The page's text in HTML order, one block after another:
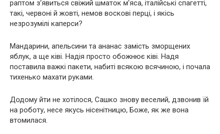
раптом з’явиться свіжий шматок м’яса, італійські спагетті,
такі, червоні й жовті, немов воскові перці, і якісь
незрозумілі каперси?
Мандарини, апельсини та ананас замість зморщених
яблук, а ще ківі. Надія просто обожнює ківі. Надя
поставила важкі пакети, набиті всякою всячиною, і почала
тихенько махати руками.
Додому йти не хотілося, Сашко знову веселий, дзвонив їй
на роботу, несе якусь нісенітницю, Боже, як же вона
втомилася.